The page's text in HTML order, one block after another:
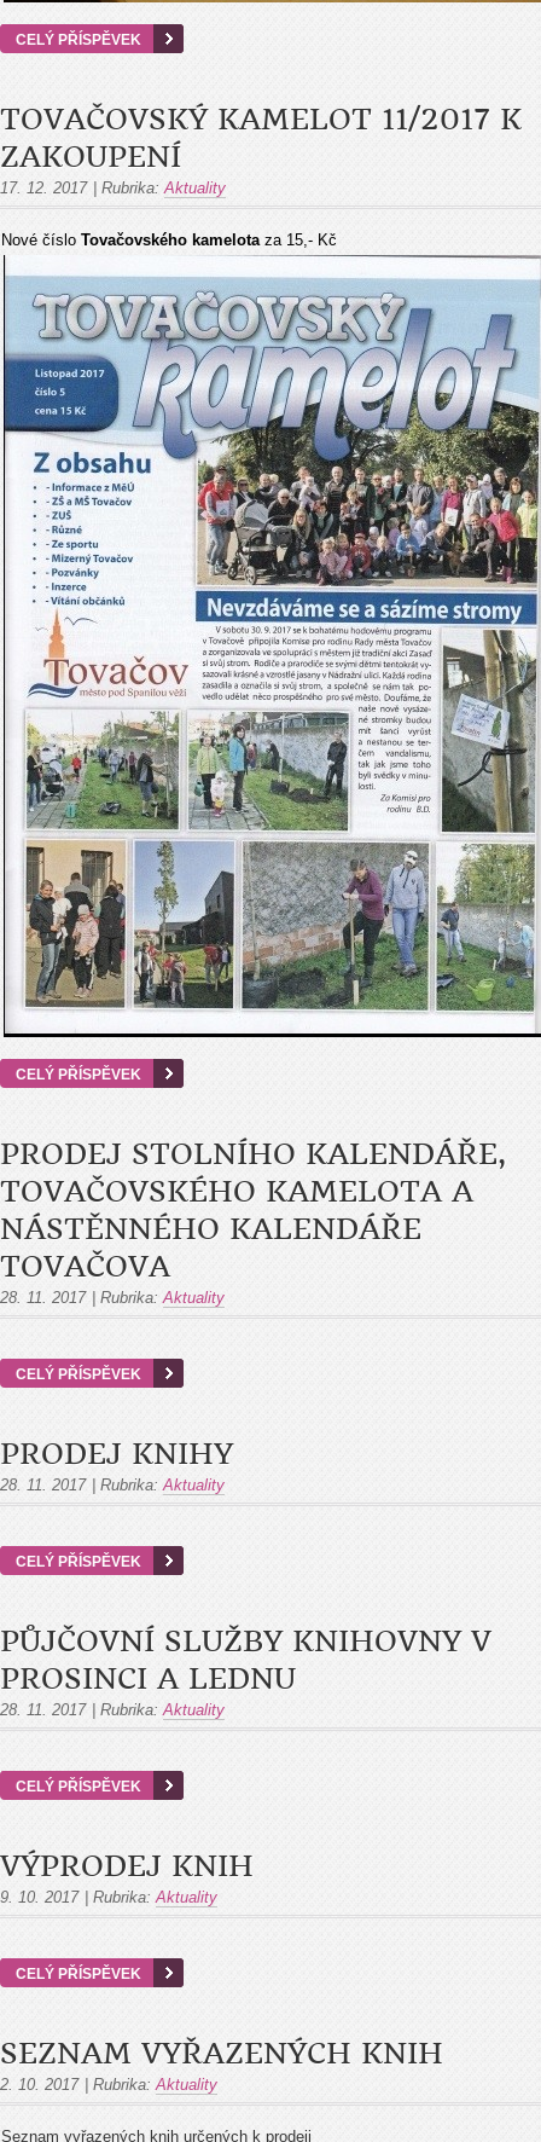
CELÝ PŘÍSPĚVEK
TOVAČOVSKÝ KAMELOT 11/2017 K
ZAKOUPENÍ
17. 12. 2017 Rubrika: Aktuality
Nové číslo Tovačovského kamelotaza 15,- Kč
CELÝ PŘÍSPĚVEK
PRODEJ STOLNÍHO KALENDÁŘE,
TOVAČOVSKÉHO KAMELOTA A
NÁSTĚNNÉHO KALENDÁŘE
TOVAČOVA
28. 11. 2017 Rubrika: Aktuality
CELÝ PŘÍSPĚVEK
PRODEJ KNIHY
28. 11. 2017 Rubrika: Aktuality
CELÝ PŘÍSPĚVEK
PŮJČOVNÍ SLUŽBY KNIHOVNY V
PROSINCI A LEDNU
28. 11. 2017 Rubrika: Aktuality
CELÝ PŘÍSPĚVEK
VÝPRODEJ KNIH
9. 10. 2017 Rubrika: Aktuality
CELÝ PŘÍSPĚVEK
SEZNAM VYŘAZENÝCH KNIH
2. 10. 2017 Rubrika: Aktuality
Seznam vyřazených knih určených k prodeji